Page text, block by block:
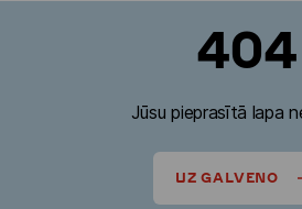
404
Jūsu pieprasītā lapa
UZ GALVENO